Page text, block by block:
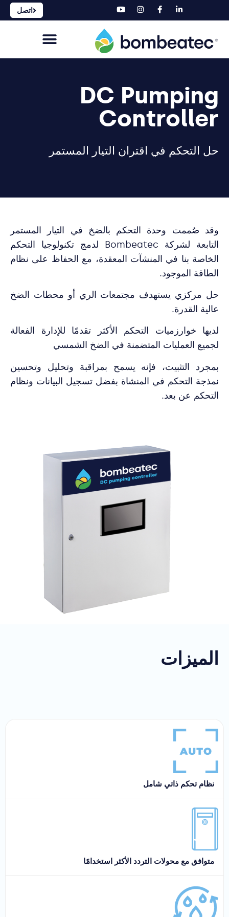
اتصل
DC Pumping
Controller
حل التحكم في اقتران التيار المستمر
وقد صُممت وحدة التحكم بالضخ في التيار المستمر
التابعة لشركة Bombeatec لدمج تكنولوجيا التحكم
الخاصة بنا في المنشآت المعقدة، مع الحفاظ على نظام
الطاقة الموجود.
حل مركزي يستهدف مجتمعات الري أو محطات الضخ
عالية القدرة.
لديها خوارزميات التحكم الأكثر تقدمًا للإدارة الفعالة
لجميع العمليات المتضمنة في الضخ الشمسي
بمجرد التثبيت، فإنه يسمح بمراقبة وتحليل وتحسين
نمذجة التحكم في المنشاة بفضل تسجيل البيانات ونظام
التحكم عن بعد.
الميزات
نظام تحكم ذاتي شامل
متوافق مع محولات التردد الأكثر استخدامًا